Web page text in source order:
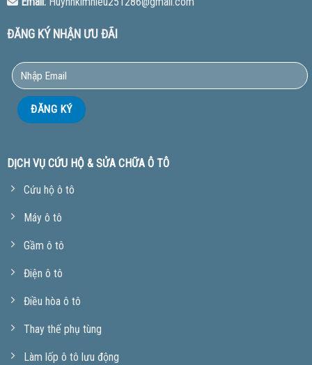
ĐĂNG KÝ NHẬN ƯU ĐÃI
DỊCH VỤ CỨU HỘ & SỬA CHỮA Ô TÔ
Cứu hộ ô tô
Máy ô tô
Gầm ô tô
Điện ô tô
Điều hòa ô tô
Thay thế phụ tùng
Làm lốp ô tô lưu động